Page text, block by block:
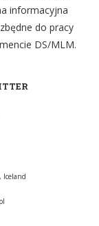
informacyjna
do pracy
DS/MLM.
Iceland